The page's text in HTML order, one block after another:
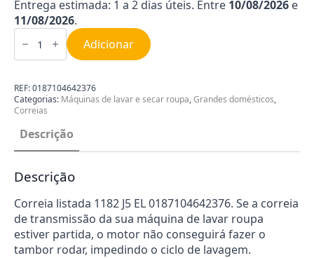
Entrega estimada: 1 a 2 dias úteis. Entre 10/08/2026 e
11/08/2026.
Quantidade
de
Listada
J5
EL
0187104642376
Adicionar
REF:0187104642376
Categorias: Máquinas de lavar e secar roupa,Grandes domésticos,
Correias
Descrição
Descrição
Correia listada 1182 J5 EL 0187104642376. Se a correia
de transmissão da sua máquina de lavar roupa
estiver partida, o motor não conseguirá fazer o
tambor rodar, impedindo o ciclo de lavagem.